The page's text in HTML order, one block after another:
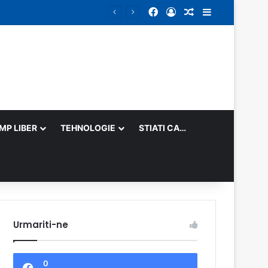
Facebook
Log InRandom Article
LIBER TEHNOLOGIE STIATI CA…
Urmariti-ne
0